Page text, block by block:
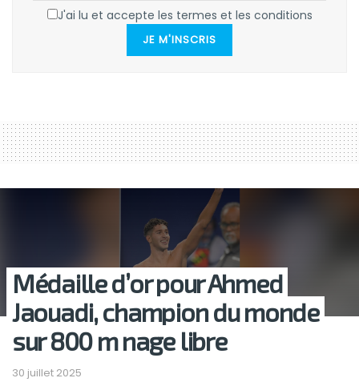
J'ai lu et accepte les termes et les conditions
JE M'INSCRIS
Médaille d’or pour Ahmed
Jaouadi, champion du monde
sur 800 m nage libre
30 juillet 2025